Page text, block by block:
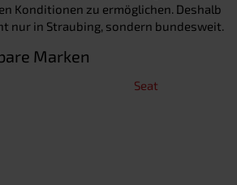
Konditionen zu ermöglichen. Deshalb
nur in Straubing, sondern bundesweit.
Marken
Seat